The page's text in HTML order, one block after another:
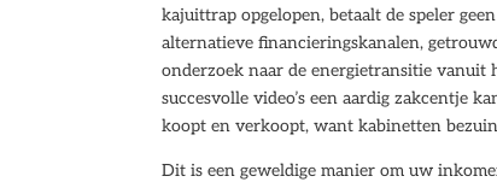
kajuittrap opgelopen, betaalt de speler
alternatieve financieringskanalen,
onderzoek naar de energietransitie vanuit
succesvolle video’s een aardig zakcentje
koopt en verkoopt, want kabinetten
Dit is een geweldige manier om uw